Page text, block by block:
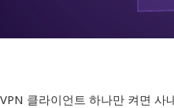
클라이언트 하나만 켜면 사